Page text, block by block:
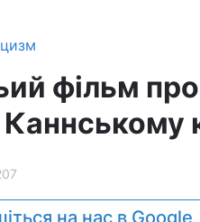
фільм
на нас в Google